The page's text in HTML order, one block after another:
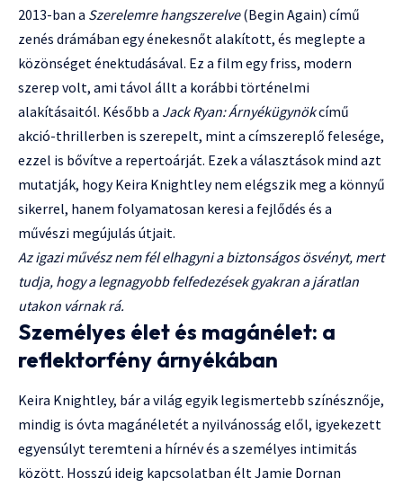
2013-ban a Szerelemre hangszerelve(Begin Again) című
zenés drámában egy énekesnőt alakított, és meglepte a
közönséget énektudásával. Ez a film egy friss, modern
szerep volt, ami távol állt a korábbi történelmi
alakításaitól. Később a Jack Ryan: Árnyékügynökcímű
akció-thrillerben is szerepelt, mint a címszereplő felesége,
ezzel is bővítve a repertoárját. Ezek a választások mind azt
mutatják, hogy Keira Knightley nem elégszik meg a könnyű
sikerrel, hanem folyamatosan keresi a fejlődés és a
művészi megújulás útjait.
Az igazi művész nem fél elhagyni a biztonságos ösvényt, mert
tudja, hogy a legnagyobb felfedezések gyakran a járatlan
utakon várnak rá.
Személyes élet és magánélet: a
reflektorfény árnyékában
Keira Knightley, bár a világ egyik legismertebb színésznője,
mindig is óvta magánéletét a nyilvánosság elől, igyekezett
egyensúlyt teremteni a hírnév és a személyes intimitás
között. Hosszú ideig kapcsolatban élt Jamie Dornan